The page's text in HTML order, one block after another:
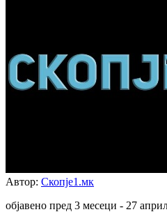
Автор: Скопје1.мк
објавено пред 3 месеци - 27